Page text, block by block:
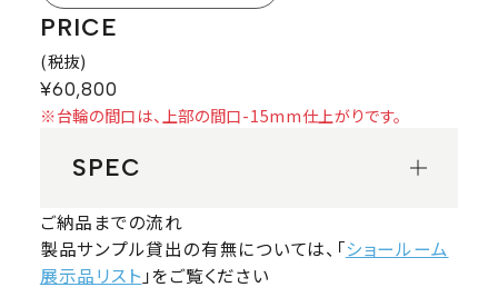
PRICE
(税抜)
¥60,800
※台輪の間口は、上部の間口-15mm仕上がりです。
SPEC
ご納品までの流れ
製品サンプル貸出の有無については、「ショールーム
展示品リスト 」をご覧ください